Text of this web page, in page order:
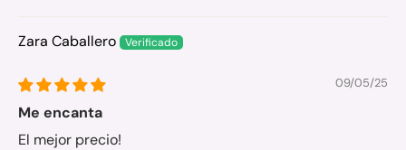
Zara Caballero
09/05/25
Me encanta
El mejor precio!